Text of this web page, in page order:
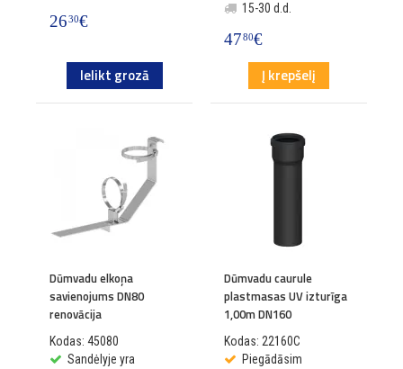
2630€
Ielikt grozā
15-30 d.d.
4780€
Į krepšelį
Dūmvadu elkoņa
savienojums DN80
renovācija
Kodas: 45080
Sandėlyje yra
Dūmvadu caurule
plastmasas UV izturīga
1,00m DN160
Kodas: 22160C
Piegādāsim